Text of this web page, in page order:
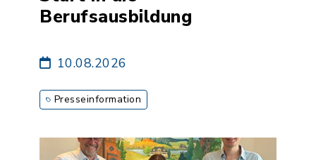
Berufsausbildung
10.08.2026
Presseinformation